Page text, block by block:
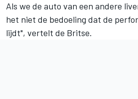
Als we de auto van een andere
het niet de bedoeling dat de
lijdt", vertelt de Britse.